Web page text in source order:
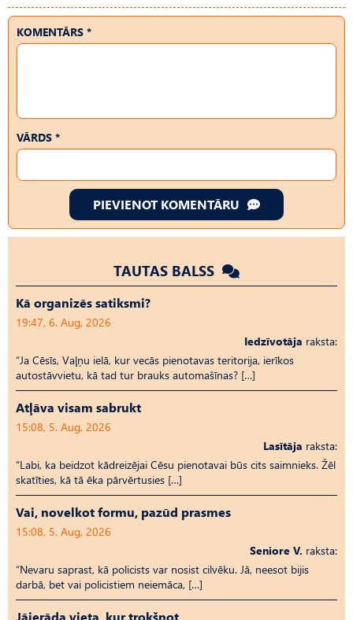
KOMENTĀRS *
VĀRDS *
PIEVIENOT KOMENTĀRU
TAUTAS BALSS
Kā organizēs satiksmi?
19:47, 6. Aug, 2026
Iedzīvotāja raksta:
“Ja Cēsīs, Vaļņu ielā, kur vecās pienotavas teritorija, ierīkos
autostāvvietu, kā tad tur brauks automašīnas? […]
Atļāva visam sabrukt
15:08, 5. Aug, 2026
Lasītāja raksta:
“Labi, ka beidzot kādreizējai Cēsu pienotavai būs cits saimnieks. Žēl
skatīties, kā tā ēka pārvērtusies […]
Vai, novelkot formu, pazūd prasmes
15:08, 5. Aug, 2026
Seniore V. raksta:
“Nevaru saprast, kā policists var nosist cilvēku. Jā, neesot bijis
darbā, bet vai policistiem neiemāca, […]
Jāierāda vieta, kur trokšņot